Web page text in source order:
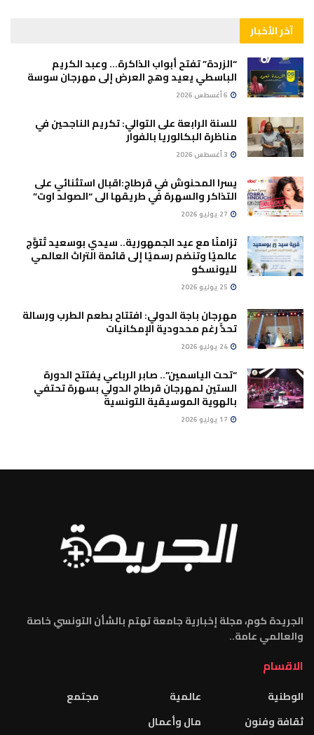
آخر الأخبار
“الزردة” تفتح أبواب الذاكرة… وعبد الكريم
الباسطي يعيد وهج العرض إلى مهرجان سوسة
للسنة الرابعة على التوالي: تكريم الناجحين في
مناظرة البكالوريا بالفوار
يسرا المحنوش في قرطاج:اقبال استثنائي على
التذاكر والسهرة في طريقها الى “الصولد اوت”
تزامنًا مع عيد الجمهورية.. سيدي بوسعيد تُتوَّج
عالميًا وتنضم رسميًا إلى قائمة التراث العالمي
لليونسكو
مهرجان باجة الدولي: افتتاح بطعم الطرب ورسالة
تحدٍّ رغم محدودية الإمكانيات
“تحت الياسمين”.. صابر الرباعي يفتتح الدورة
الستين لمهرجان قرطاج الدولي بسهرة تحتفي
بالهوية الموسيقية التونسية
الجريدة كوم، مجلة إخبارية جامعة تهتم بالشأن التونسي خاصة
والعالمي عامة..
الاقسام
الوطنية
ثقافة وفنون
عالمية
مال وأعمال
مجتمع